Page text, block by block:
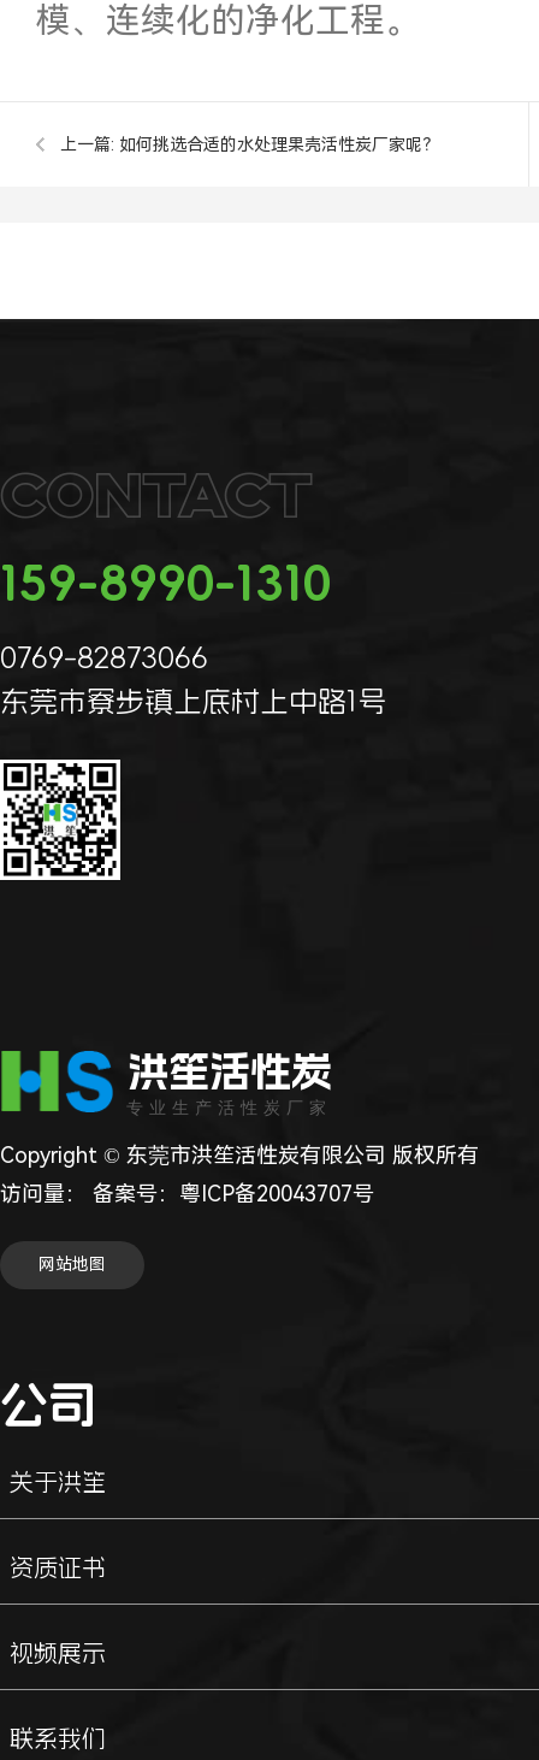
模、连续化的净化工程。
上一篇: 如何挑选合适的水处理果壳活性炭厂家呢？
Contact
159-8990-1310
0769-82873066
东莞市寮步镇上底村上中路1号
洪笙活性炭
专业生产活性炭厂家
Copyright © 东莞市洪笙活性炭有限公司 版权所有
访问量：
备案号： 粤ICP备20043707号
网站地图
公司
关于洪笙
资质证书
视频展示
联系我们